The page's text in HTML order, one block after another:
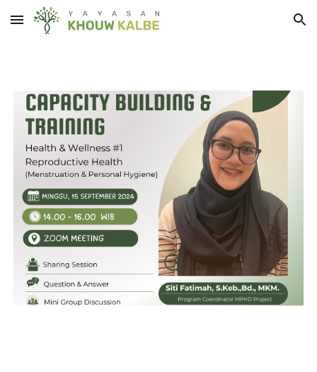
Skip to main content Skip to navigation